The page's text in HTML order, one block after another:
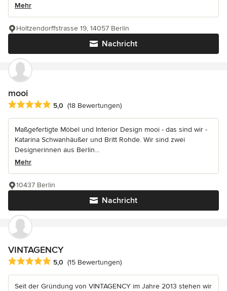
Mehr
Nachricht
Holtzendorffstrasse 19, 14057 Berlin
mooi
Durchschnittliche Bewertung: 5 von 5 Sternen
5,0 (18 Bewertungen)
Maßgefertigte Möbel und Interior Design mooi - das sind wir -
Katarina Schwanhäußer und Britt Rohde. Wir sind zwei
Designerinnen aus Berlin...
Mehr
Nachricht
10437 Berlin
VINTAGENCY
Durchschnittliche Bewertung: 5 von 5 Sternen
5,0 (15 Bewertungen)
Seit der Gründung von VINTAGENCY im Jahre 2013 stehen wir